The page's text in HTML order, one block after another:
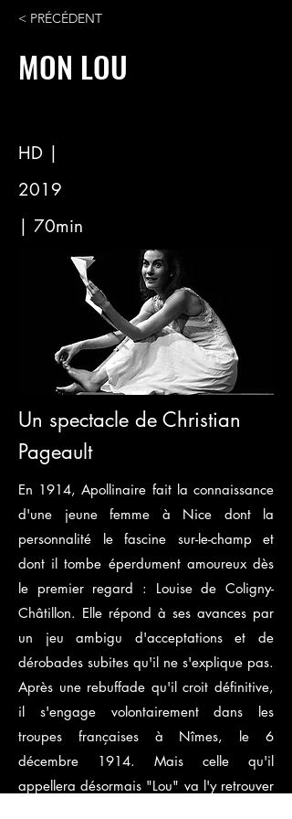
< PRÉCÉDENT
MON LOU
HD |
2019
| 70min
Un spectacle de Christian
Pageault
En 1914, Apollinaire fait la connaissance
d'une jeune femme à Nice dont la
personnalité le fascine sur-le-champ et
dont il tombe éperdument amoureux dès
le premier regard : Louise de Coligny-
Châtillon. Elle répond à ses avances par
un jeu ambigu d'acceptations et de
dérobades subites qu'il ne s'explique pas.
Après une rebuffade qu'il croit définitive,
il s'engage volontairement dans les
troupes françaises à Nîmes, le 6
décembre 1914. Mais celle qu'il
appellera désormais "Lou" va l'y retrouver